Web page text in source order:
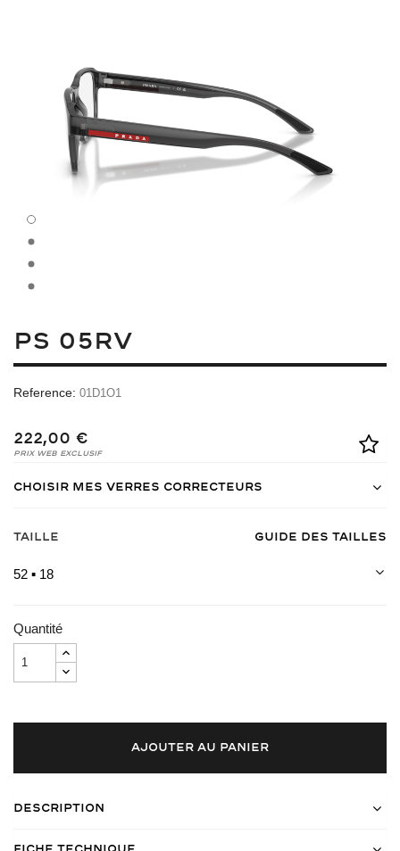
PS 05RV
Reference: 01D1O1
222,00 €
Prix Web Exclusif
Choisir mes verres correcteurs
Taille Guide des tailles
52 ▪ 18
Quantité
AJOUTER AU PANIER
Description